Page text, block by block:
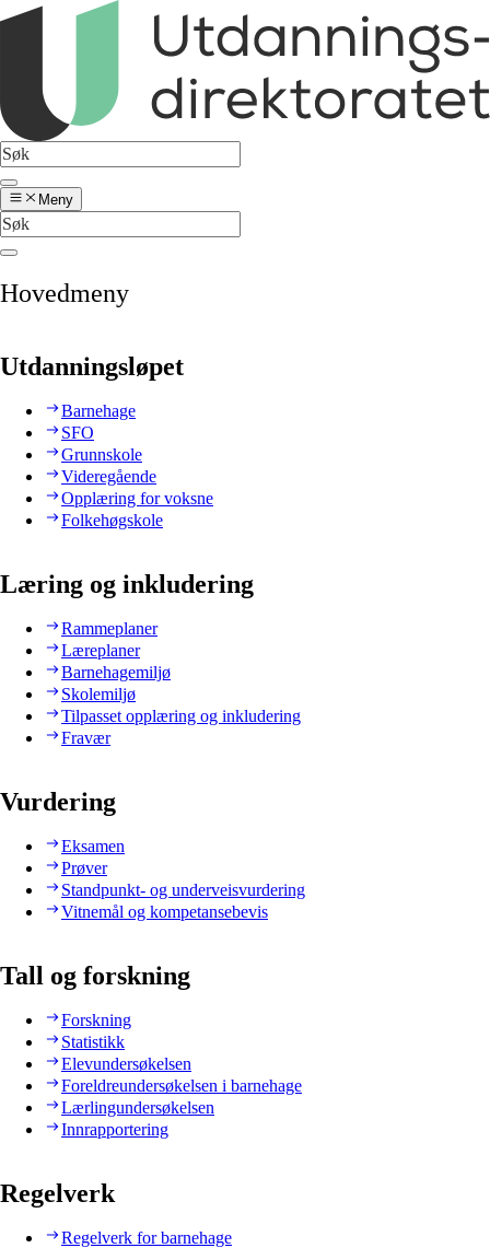
Meny
Hovedmeny
Utdanningsløpet
Barnehage
SFO
Grunnskole
Videregående
Opplæring for voksne
Folkehøgskole
Læring og inkludering
Rammeplaner
Læreplaner
Barnehagemiljø
Skolemiljø
Tilpasset opplæring og inkludering
Fravær
Vurdering
Eksamen
Prøver
Standpunkt- og underveisvurdering
Vitnemål og kompetansebevis
Tall og forskning
Forskning
Statistikk
Elevundersøkelsen
Foreldreundersøkelsen i barnehage
Lærlingundersøkelsen
Innrapportering
Regelverk
Regelverk for barnehage